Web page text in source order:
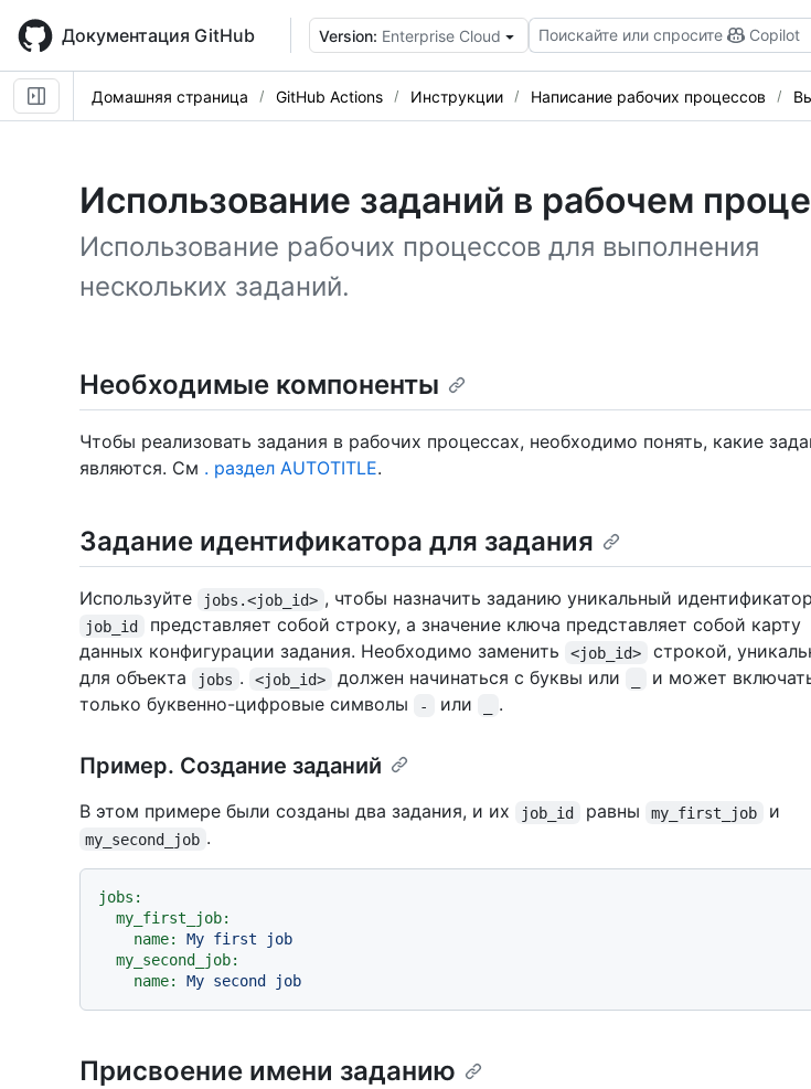
main
content
Документация GitHub Version: Enterprise Cloud Поискайте или спросите Copilot
Домашняя страница GitHub Actions Инструкции Написание рабочих процессов
Использование заданий в рабочем
Использование рабочих процессов для выполнения
нескольких заданий.
Необходимые компоненты
Чтобы реализовать задания в рабочих процессах, необходимо понять, какие
являются. См . раздел AUTOTITLE.
Задание идентификатора для задания
Используйте jobs.<job_id> , чтобы назначить заданию уникальный
job_id
представляет собой строку, а значение ключа представляет собой карту
данных конфигурации задания. Необходимо заменить
<job_id>
строкой,
для объекта
jobs . <job_id> должен начинаться с буквы или
и может
только буквенно-цифровые символы
- или .
Пример. Создание заданий
В этом примере были созданы два задания, и их job_id равны my_first_job и
my_second_job .
jobs:
my_first_job:
name:
My first
job
my_second_job:
name:
My second job
Присвоение имени заданию